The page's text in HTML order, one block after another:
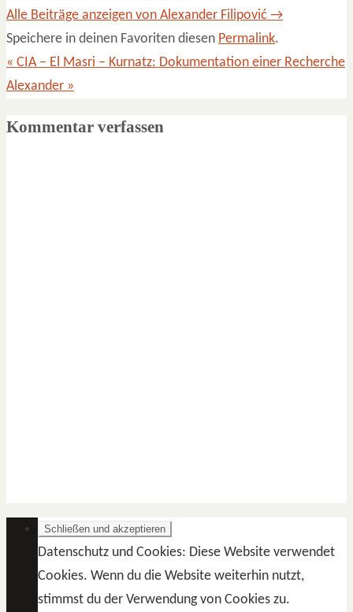
Alle Beiträge anzeigen von Alexander Filipović →
Speichere in deinen Favoriten diesen Permalink.
« CIA – El Masri – Kurnatz: Dokumentation einer Recherche
Alexander »
Kommentar verfassen
Datenschutz und Cookies: Diese Website verwendet
Cookies. Wenn du die Website weiterhin nutzt,
stimmst du der Verwendung von Cookies zu.